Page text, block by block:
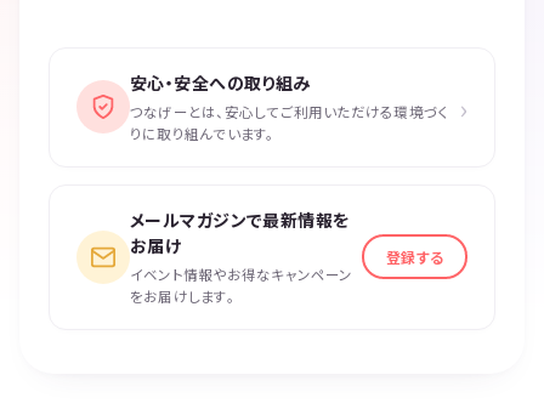
安心・安全への取り組み
つなげーとは、安心してご利用いただける環境づく
りに取り組んでいます。
›
メールマガジンで最新情報を
お届け
イベント情報やお得なキャンペーン
をお届けします。
登録する